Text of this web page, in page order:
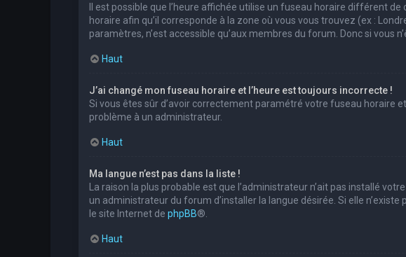
Il est possible que l’heure affichée utilise un fuseau horaire différent
horaire afin qu’il corresponde à la zone où vous vous trouvez (ex :
paramètres, n’est accessible qu’aux membres du forum. Donc si vous
Haut
J’ai changé mon fuseau horaire et l’heure est toujours incorrecte !
Si vous êtes sûr d’avoir correctement paramétré votre fuseau horaire
problème à un administrateur.
Haut
Ma langue n’est pas dans la liste !
La raison la plus probable est que l’administrateur n’ait pas installé
un administrateur du forum d’installer la langue désirée. Si elle
le site Internet de phpBB®.
Haut